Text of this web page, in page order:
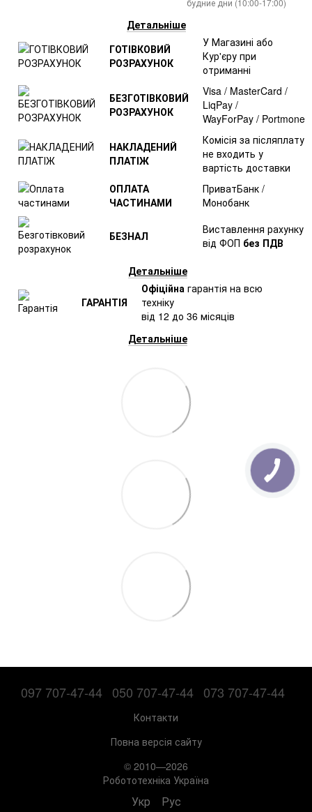
будние дни (10:00-17:00)
Детальніше
ГОТІВКОВИЙ
РОЗРАХУНОК
У Магазині або
Кур'єру при
отриманні
БЕЗГОТІВКОВИЙ
РОЗРАХУНОК
Visa / MasterCard /
LiqPay /
WayForPay / Portmone
НАКЛАДЕНИЙ
ПЛАТІЖ
Комісія за післяплату
не входить у
вартість доставки
ОПЛАТА
ЧАСТИНАМИ
ПриватБанк /
Монобанк
БЕЗНАЛ
Виставлення рахунку
від ФОП без ПДВ
Детальніше
ГАРАНТІЯ
Офіційна гарантія на всю
техніку
від 12 до 36 місяців
Детальніше
097 707-47-44 050 707-47-44 073 707-47-44
Контакти
Повна версія сайту
© 2010—2026
Робототехніка Україна
Укр Рус